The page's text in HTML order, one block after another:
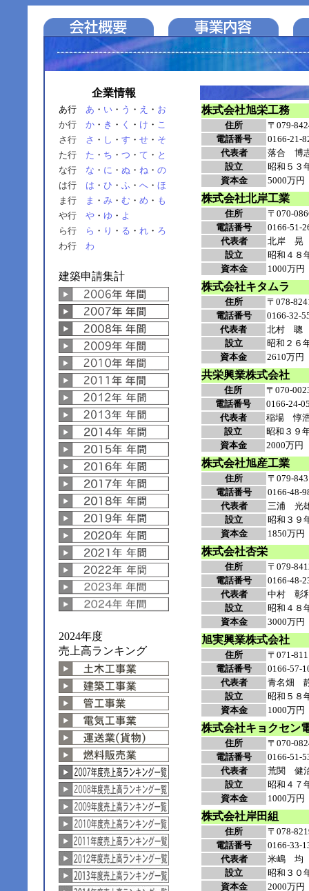
企業情報
あ行 あ ・ い ・ う ・ え ・ お
か行
か ・ き ・ く ・ け ・ こ
さ行
さ ・ し ・ す ・ せ ・ そ
た行
た ・ ち ・ つ ・ て ・ と
な行
な ・ に ・ ぬ ・ ね ・ の
は行
は ・ ひ ・ ふ ・ へ ・ ほ
ま行
ま ・ み ・ む ・ め ・ も
や行
や ・ ゆ ・ よ
ら行
ら ・ り ・ る ・ れ ・ ろ
わ行
わ
建築申請集計
2024年度
売上高ランキング
株式会社旭栄工務
住所
〒079-
電話番号
0166-21-
代表者
落合 博
設立
昭和５３
資本金
5000万円
株式会社北岸工業
住所
〒070-
電話番号
0166-51-
代表者
北岸 晃
設立
昭和４８
資本金
1000万円
株式会社キタムラ
住所
〒078-
電話番号
0166-32-
代表者
北村 聰
設立
昭和２６
資本金
2610万円
共栄興業株式会社
住所
〒070-
電話番号
0166-24-
代表者
稲場 惇
設立
昭和３９
資本金
2000万円
株式会社旭産工業
住所
〒079-
電話番号
0166-48-
代表者
三浦 光
設立
昭和３９
資本金
1850万円
株式会社杏栄
住所
〒079-
電話番号
0166-48-
代表者
中村 彰
設立
昭和４８
資本金
3000万円
旭実興業株式会社
住所
〒071-
電話番号
0166-57-
代表者
青名畑
設立
昭和５８
資本金
1000万円
株式会社キョクセン
住所
〒070-
電話番号
0166-51-
代表者
荒関 健
設立
昭和４７
資本金
1000万円
株式会社岸田組
住所
〒078-
電話番号
0166-33-
代表者
米嶋 均
設立
昭和３０
資本金
2000万円